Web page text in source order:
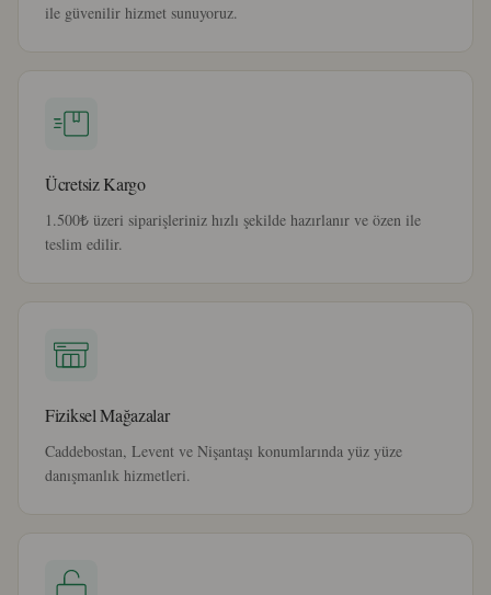
ile güvenilir hizmet sunuyoruz.
Ücretsiz Kargo
1.500₺ üzeri siparişleriniz hızlı şekilde hazırlanır ve özen ile
teslim edilir.
Fiziksel Mağazalar
Caddebostan, Levent ve Nişantaşı konumlarında yüz yüze
danışmanlık hizmetleri.